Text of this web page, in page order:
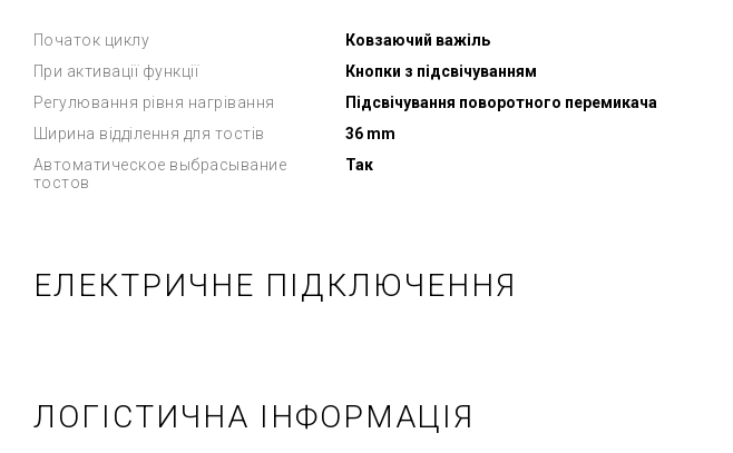
Початок циклу
Ковзаючий важіль
При активації функції
Кнопки з підсвічуванням
Регулювання рівня нагрівання
Підсвічування поворотного перемикача
Ширина відділення для тостів
36 mm
Автоматическое выбрасывание
тостов
Так
ЕЛЕКТРИЧНЕ ПІДКЛЮЧЕННЯ
ЛОГІСТИЧНА ІНФОРМАЦІЯ